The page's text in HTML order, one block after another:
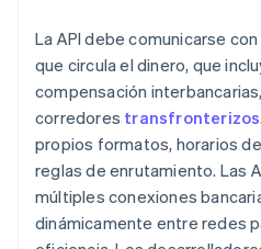
La API debe comunicarse
que circula el dinero, que
compensación
corredores transfronterizos
propios formatos, horarios
reglas de enrutamiento. Las
múltiples conexiones
dinámicamente entre redes